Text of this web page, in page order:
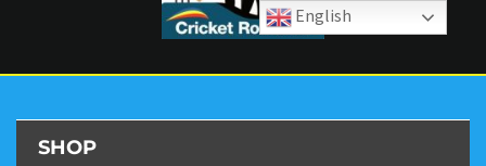
SHOP
English